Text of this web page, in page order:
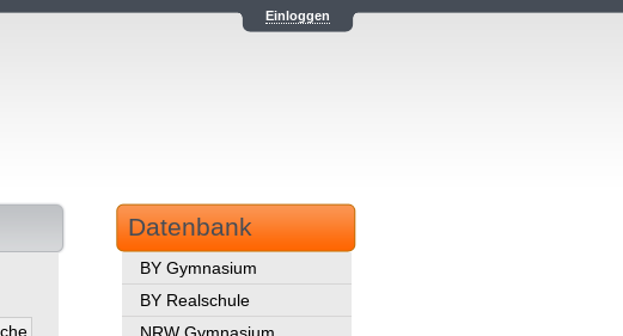
Einloggen
Datenbank
BY Gymnasium
BY Realschule